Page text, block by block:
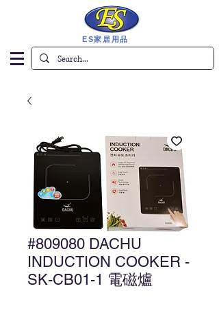
ES家居用品
#809080 DACHU
INDUCTION COOKER -
SK-CB01-1 電磁爐